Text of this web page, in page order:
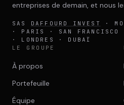
entreprises de demain, et nous
SAS DAFFOURD INVEST
·
· PARIS · SAN FRANCISCO
· LONDRES · DUBAÏ
LE GROUPE
À propos
Portefeuille
Équipe